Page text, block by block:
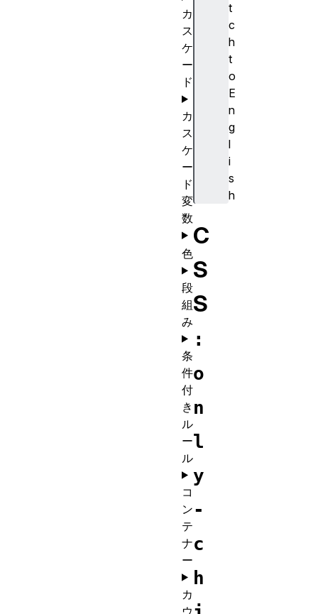
t
c
h
t
o
E
n
g
l
i
s
h
C
S
S
:
o
n
l
y
-
c
h
カ
ス
ケ
ー
ド
カ
ス
ケ
ー
ド
変
数
色
段
組
み
条
件
付
き
ル
ー
ル
コ
ン
テ
ナ
ー
カ
ウ